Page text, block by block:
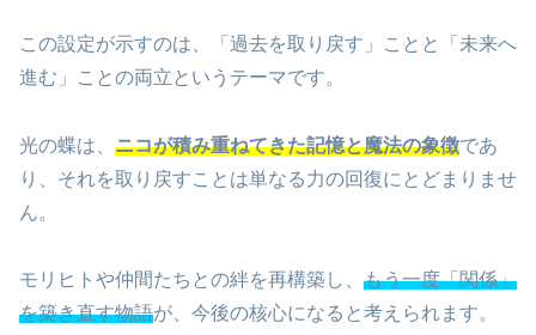
この設定が示すのは、「過去を取り戻す」ことと「未来へ
進む」ことの両立というテーマです。
光の蝶は、 ニコが積み重ねてきた記憶と魔法の象徴であ
り、それを取り戻すことは単なる力の回復にとどまりませ
ん。
モリヒトや仲間たちとの絆を再構築し、 もう一度「関係」
を築き直す物語が、今後の核心になると考えられます。